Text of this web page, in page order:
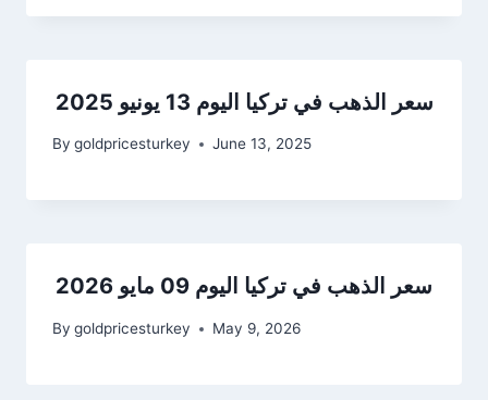
سعر الذهب في تركيا اليوم 13 يونيو 2025
By goldpricesturkey June 13, 2025
سعر الذهب في تركيا اليوم 09 مايو 2026
By goldpricesturkey May 9, 2026